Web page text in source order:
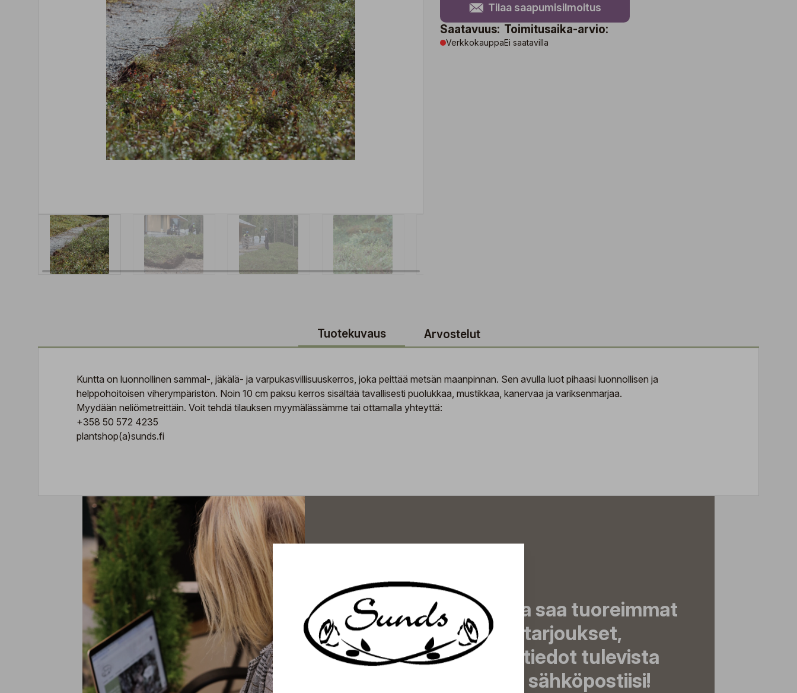
Tilaa saapumisilmoitus
Saatavuus:
Verkkokauppa
Toimitusaika-arvio:
Ei saatavilla
Tuotekuvaus Arvostelut
Kuntta on luonnollinen sammal-, jäkälä- ja varpukasvillisuuskerros, joka peittää metsän maanpinnan. Sen avulla luot pihaasi luonnollisen ja
helppohoitoisen viherympäristön. Noin 10 cm paksu kerros sisältää tavallisesti puolukkaa, mustikkaa, kanervaa ja variksenmarjaa.
Myydään neliömetreittäin. Voit tehdä tilauksen myymälässämme tai ottamalla yhteyttä:
+358 50 572 4235
plantshop(a)sunds.fi
Tilaa uutiskirjeemme ja saa tuoreimmat
uutiset, eksklusiiviset tarjoukset,
inspiroivat vinkit sekä tiedot tulevista
tapahtumista suoraan sähköpostiisi!